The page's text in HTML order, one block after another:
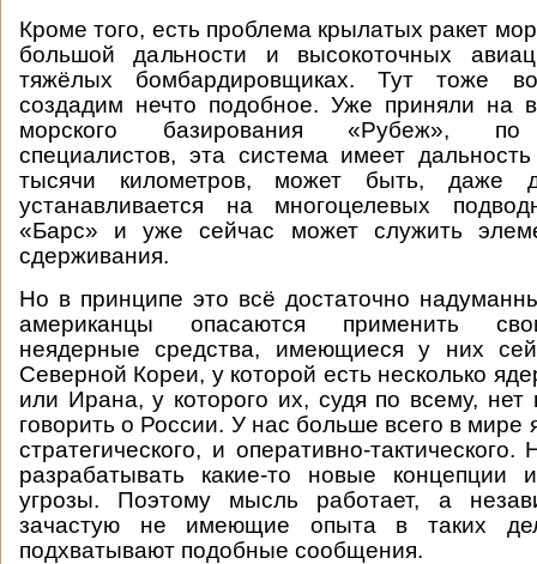
Кроме того, есть проблема крылатых ракет
большой дальности и высокоточных
тяжёлых бомбардировщиках. Тут тоже
создадим нечто подобное. Уже приняли на
морского базирования «Рубеж», по
специалистов, эта система имеет
тысячи километров, может быть, даже
устанавливается на многоцелевых
«Барс» и уже сейчас может служить
сдерживания.
Но в принципе это всё достаточно
американцы опасаются применить
неядерные средства, имеющиеся у них
Северной Кореи, у которой есть несколько
или Ирана, у которого их, судя по всему,
говорить о России. У нас больше всего в мире
стратегического, и оперативно-
разрабатывать какие-то новые концепции
угрозы. Поэтому мысль работает, а
зачастую не имеющие опыта в таких
подхватывают подобные сообщения.